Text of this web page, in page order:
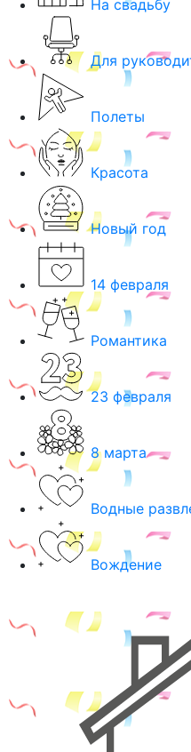
На свадьбу
Для
Полеты
Красота
Новый год
14 февраля
Романтика
23 февраля
8 марта
Водные
Вождение